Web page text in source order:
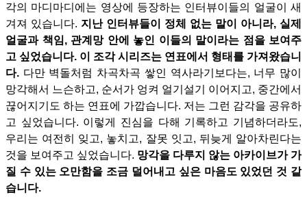
각의 마디마디에는 영상에 등장하는 인터뷰이들의 얼굴이 새
겨져 있습니다. 지난 인터뷰들이 정체 없는 말이 아니라, 실제
얼굴과 책임, 관계망 안에 놓인 이들의 말이라는 점을 보여주
고 싶었습니다. 이 조각 시리즈는 연표에서 형태를 가져왔습니
다. 다만 벽돌처럼 차곡차곡 쌓인 역사라기보다는, 너무 많이
망각해서 느슨하고, 순서가 엉켜 얼기설기 이어지고, 중간에서
끊어지기도 하는 연표에 가깝습니다. 저는 그런 감각을 공유하
고 싶었습니다. 이렇게 진심을 다해 기록하고 기념하더라도,
우리는 여전히 잊고, 놓치고, 잘못 잇고, 뒤늦게 알아차린다는
것을 보여주고 싶었습니다. 망각을 다루지 않는 아카이브가 가
질 수 있는 오만함을 조금 덜어내고 싶은 마음도 있었던 것 같
습니다.